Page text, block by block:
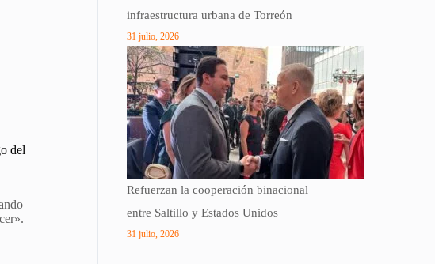
del
infraestructura urbana de Torreón
31 julio, 2026
Refuerzan la cooperación binacional
entre Saltillo y Estados Unidos
31 julio, 2026